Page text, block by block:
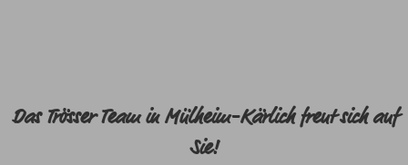
Das Trösser Team in Mülheim-Kärlich freut sich auf
Sie!